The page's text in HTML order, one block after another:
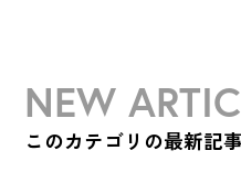
NEW
このカテゴリの最新記事